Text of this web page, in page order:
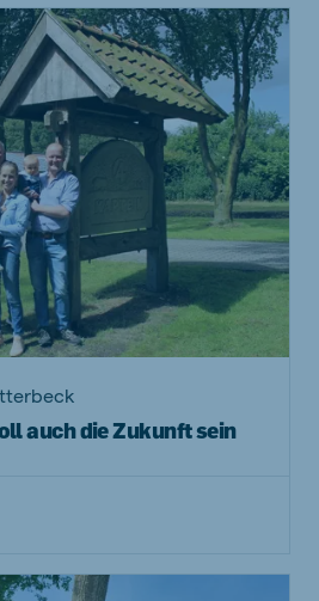
auch die Zukunft sein